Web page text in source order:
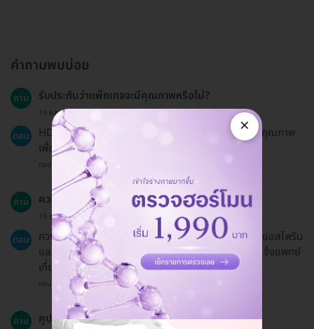
คำถามพบบ่อย
ถาม รับประกันว่าแพ็กเกจจะมีคุณภาพหรือไม่?
19 ธ.ค. 2024
ตอบ
HDmall มีมาตรฐานในการคัดเลือกคลินิกและแพทย์ที่มีคุณภาพ
เพื่อให้ลูกค้าได้รับบริการที่ดีที่สุด.
ตอบโดยทีมงาน HD
ถาม ควรเตรียมตัวอย่างไรก่อนทำการฉีด?
19 ธ.ค. 2024
ตอบ
ควรงดการใช้ยาหรือผลิตภัณฑ์เสริมอาหารบางชนิด เช่น แอสไพริน
และวิตามินอี อย่างน้อย 1 สัปดาห์ก่อนการฉีด และควรแจ้งแพทย์
เกี่ยวกับโรคประจำตัวหรือยาที่ใช้.
ตอบโดยทีมงาน HD
ถาม คูปองมีอายุการใช้งานนานเท่าไหร่?
×